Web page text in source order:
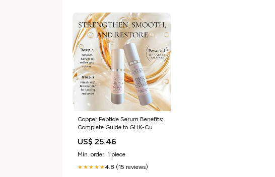
Copper Peptide Serum Benefits:
Complete Guide to GHK-Cu
US$ 25.46
Min. order: 1 piece
★★★★★4.8 (15 reviews)